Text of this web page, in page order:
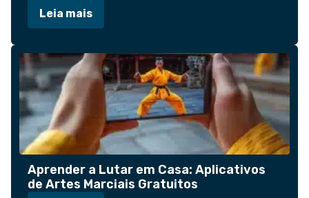
Leia mais
Aprender a Lutar em Casa: Aplicativos
de Artes Marciais Gratuitos